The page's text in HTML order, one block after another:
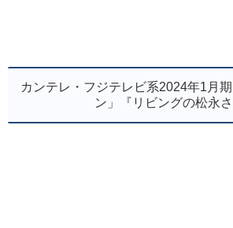
カンテレ・フジテレビ系2024年1月
ン」『リビングの松永さ